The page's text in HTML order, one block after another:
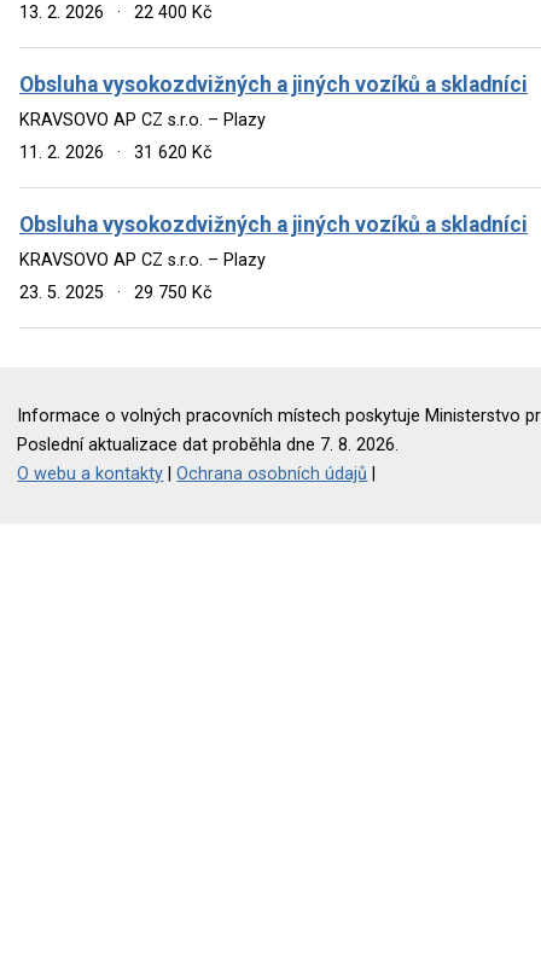
13. 2. 2026
· 22 400 Kč
Obsluha vysokozdvižných a jiných vozíků a skladníci
KRAVSOVO AP CZ s.r.o. – Plazy
11. 2. 2026
· 31 620 Kč
Obsluha vysokozdvižných a jiných vozíků a skladníci
KRAVSOVO AP CZ s.r.o. – Plazy
23. 5. 2025
· 29 750 Kč
Informace o volných pracovních místech poskytuje Ministerstvo
Poslední aktualizace dat proběhla dne 7. 8. 2026.
O webu a kontakty |Ochrana osobních údajů